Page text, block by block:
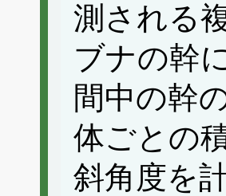
測される
ブナの幹
間中の幹
体ごとの
斜角度を